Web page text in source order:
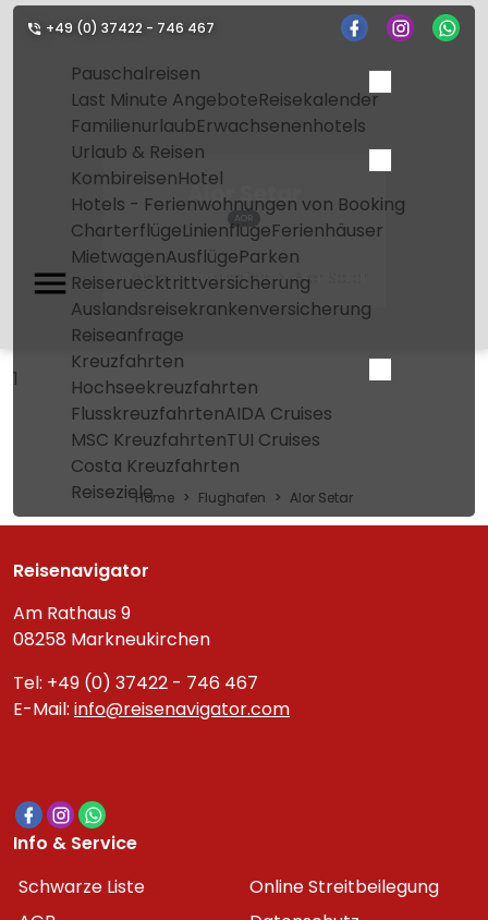
+49 (0) 37422 - 746 467
Pauschalreisen
Last Minute AngeboteReisekalender
FamilienurlaubErwachsenenhotels
Urlaub & Reisen
KombireisenHotel
Hotels - Ferienwohnungen von Booking
CharterflügeLinienflügeFerienhäuser
MietwagenAusflügeParken
Reiseruecktrittversicherung
Auslandsreisekrankenversicherung
Reiseanfrage
Kreuzfahrten
Hochseekreuzfahrten
FlusskreuzfahrtenAIDA Cruises
MSC KreuzfahrtenTUI Cruises
Costa Kreuzfahrten
Reiseziele
Alor Setar
AOR
Home Flughafen Alor Setar
1
Home Flughafen Alor Setar
Reisenavigator
Am Rathaus 9
08258 Markneukirchen
Tel: +49 (0) 37422 - 746 467
E-Mail: info@reisenavigator.com
Info & Service
Schwarze Liste
Online Streitbeilegung